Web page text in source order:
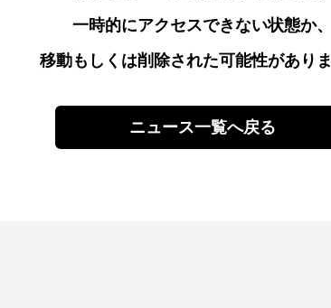
一時的にアクセスできない状態か、
移動もしくは削除された可能性がありま
ニュース一覧へ戻る